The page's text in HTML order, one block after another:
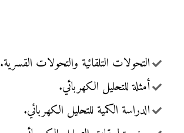
التحولات التلقائية والتحولات القسرية.
أمثلة للتحليل الكهربائي.
الدراسة الكمية للتحليل الكهربائي.